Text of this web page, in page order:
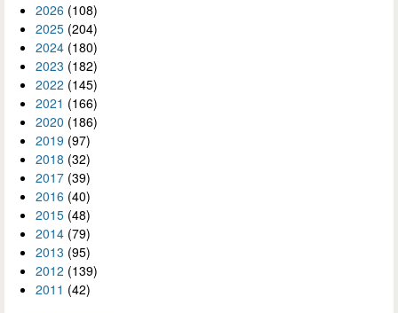
2026 (108)
2025 (204)
2024 (180)
2023 (182)
2022 (145)
2021 (166)
2020 (186)
2019 (97)
2018 (32)
2017 (39)
2016 (40)
2015 (48)
2014 (79)
2013 (95)
2012 (139)
2011 (42)